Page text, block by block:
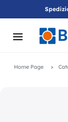
Home Page